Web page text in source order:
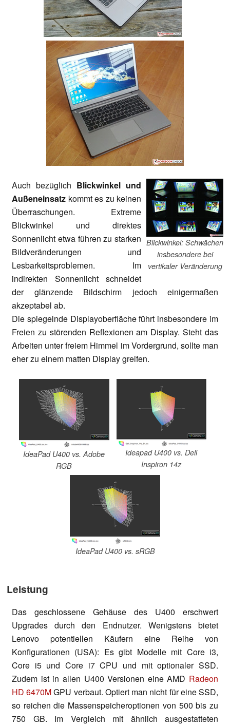
Blickwinkel: Schwächen
insbesondere bei
vertikaler Veränderung
Auch bezüglich Blickwinkel und
Außeneinsatz kommt es zu keinen
Überraschungen. Extreme
Blickwinkel und direktes
Sonnenlicht etwa führen zu starken
Bildveränderungen und
Lesbarkeitsproblemen. Im
indirekten Sonnenlicht schneidet
der glänzende Bildschirm jedoch einigermaßen
akzeptabel ab.
Die spiegelnde Displayoberfläche führt insbesondere im
Freien zu störenden Reflexionen am Display. Steht das
Arbeiten unter freiem Himmel im Vordergrund, sollte man
eher zu einem matten Display greifen.
IdeaPad U400 vs. Adobe
RGB
Ideapad U400 vs. Dell
Inspiron 14z
IdeaPad U400 vs. sRGB
Leistung
Das geschlossene Gehäuse des U400 erschwert
Upgrades durch den Endnutzer. Wenigstens bietet
Lenovo potentiellen Käufern eine Reihe von
Konfigurationen (USA): Es gibt Modelle mit Core i3,
Core i5 und Core i7 CPU und mit optionaler SSD.
Zudem ist in allen U400 Versionen eine AMD Radeon
HD 6470MGPU verbaut. Optiert man nicht für eine SSD,
so reichen die Massenspeicheroptionen von 500 bis zu
750 GB. Im Vergleich mit ähnlich ausgestatteten